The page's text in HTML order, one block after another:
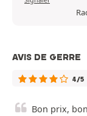
AVIS DE GERRE
4/5
Bon prix,